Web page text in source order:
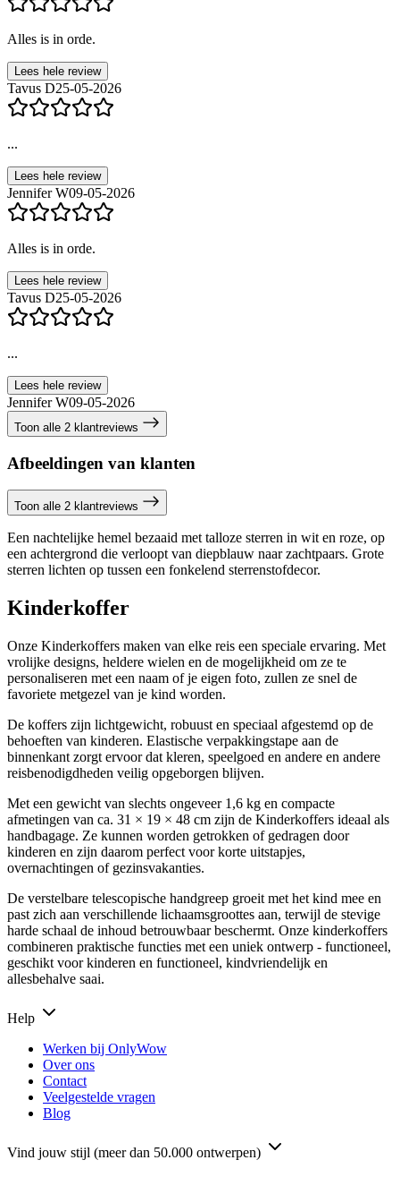
Alles is in orde.
Lees hele review
Tavus D25-05-2026
...
Lees hele review
Jennifer W09-05-2026
Alles is in orde.
Lees hele review
Tavus D25-05-2026
...
Lees hele review
Jennifer W09-05-2026
Toon alle 2 klantreviews
Afbeeldingen van klanten
Toon alle 2 klantreviews
Een nachtelijke hemel bezaaid met talloze sterren in wit en roze, op
een achtergrond die verloopt van diepblauw naar zachtpaars. Grote
sterren lichten op tussen een fonkelend sterrenstofdecor.
Kinderkoffer
Onze Kinderkoffers maken van elke reis een speciale ervaring. Met
vrolijke designs, heldere wielen en de mogelijkheid om ze te
personaliseren met een naam of je eigen foto, zullen ze snel de
favoriete metgezel van je kind worden.
De koffers zijn lichtgewicht, robuust en speciaal afgestemd op de
behoeften van kinderen. Elastische verpakkingstape aan de
binnenkant zorgt ervoor dat kleren, speelgoed en andere en andere
reisbenodigdheden veilig opgeborgen blijven.
Met een gewicht van slechts ongeveer 1,6 kg en compacte
afmetingen van ca. 31 × 19 × 48 cm zijn de Kinderkoffers ideaal als
handbagage. Ze kunnen worden getrokken of gedragen door
kinderen en zijn daarom perfect voor korte uitstapjes,
overnachtingen of gezinsvakanties.
De verstelbare telescopische handgreep groeit met het kind mee en
past zich aan verschillende lichaamsgroottes aan, terwijl de stevige
harde schaal de inhoud betrouwbaar beschermt. Onze kinderkoffers
combineren praktische functies met een uniek ontwerp - functioneel,
geschikt voor kinderen en functioneel, kindvriendelijk en
allesbehalve saai.
Help
Werken bij OnlyWow
Over ons
Contact
Veelgestelde vragen
Blog
Vind jouw stijl (meer dan 50.000 ontwerpen)